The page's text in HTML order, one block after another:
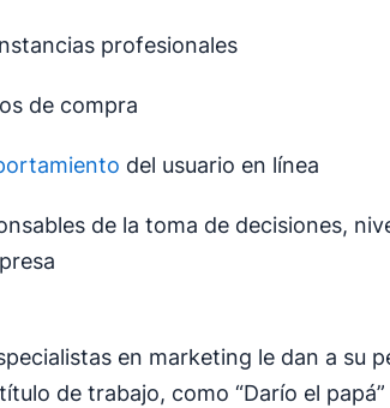
profesionales
de compra
del usuario en línea
de la toma de decisiones,
en marketing le dan a su
de trabajo, como “Darío el papá”